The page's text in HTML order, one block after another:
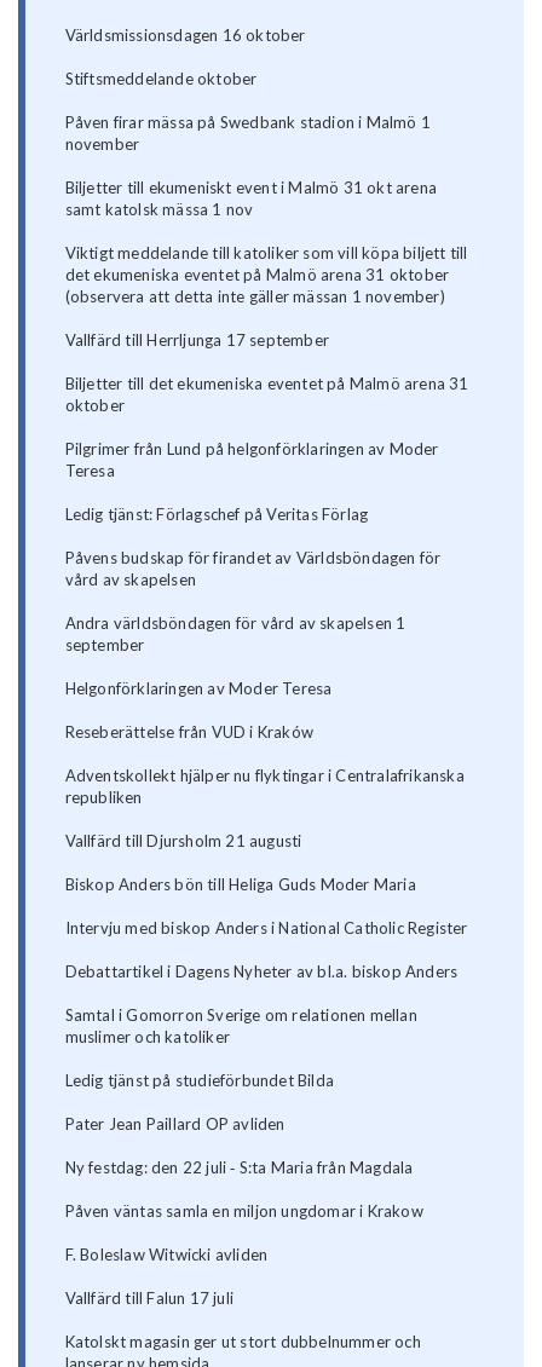
Världsmissionsdagen 16 oktober
Stiftsmeddelande oktober
Påven firar mässa på Swedbank stadion i Malmö 1
november
Biljetter till ekumeniskt event i Malmö 31 okt arena
samt katolsk mässa 1 nov
Viktigt meddelande till katoliker som vill köpa biljett till
det ekumeniska eventet på Malmö arena 31 oktober
(observera att detta inte gäller mässan 1 november)
Vallfärd till Herrljunga 17 september
Biljetter till det ekumeniska eventet på Malmö arena 31
oktober
Pilgrimer från Lund på helgonförklaringen av Moder
Teresa
Ledig tjänst: Förlagschef på Veritas Förlag
Påvens budskap för firandet av Världsböndagen för
vård av skapelsen
Andra världsböndagen för vård av skapelsen 1
september
Helgonförklaringen av Moder Teresa
Reseberättelse från VUD i Kraków
Adventskollekt hjälper nu flyktingar i Centralafrikanska
republiken
Vallfärd till Djursholm 21 augusti
Biskop Anders bön till Heliga Guds Moder Maria
Intervju med biskop Anders i National Catholic Register
Debattartikel i Dagens Nyheter av bl.a. biskop Anders
Samtal i Gomorron Sverige om relationen mellan
muslimer och katoliker
Ledig tjänst på studieförbundet Bilda
Pater Jean Paillard OP avliden
Ny festdag: den 22 juli ‐ S:ta Maria från Magdala
Påven väntas samla en miljon ungdomar i Krakow
F. Boleslaw Witwicki avliden
Vallfärd till Falun 17 juli
Katolskt magasin ger ut stort dubbelnummer och